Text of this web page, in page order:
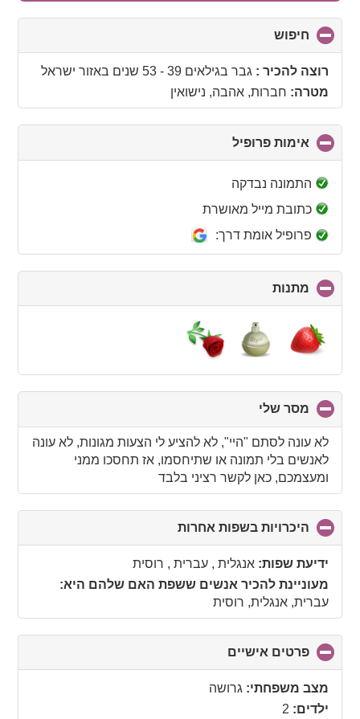
חיפוש
to
collapseרוצה להכיר : גבר בגילאים 39 - 53 שנים באזור ישראל
מטרה: חברות, אהבה, נישואין
אימות פרופיל
to
התמונה נבדקה
כתובת מייל מאושרת
פרופיל אומת דרך:
מתנות
to
collapse
contents
מסר שלי
to
collapse
contents
לא עונה לסתם "היי", לא להציע לי הצעות מגונות, לא עונה
לאנשים בלי תמונה או שתיחסמו, אז תחסכו ממני
ומעצמכם, כאן לקשר רציני בלבד
היכרויות בשפות אחרות
to
collapse
ידיעת שפות: אנגלית , עברית , רוסית
מעוניינת להכיר אנשים ששפת האם שלהם היא:
עברית, אנגלית, רוסית
פרטים אישיים
to
collapse
מצב משפחתי: גרושה
ילדים: 2